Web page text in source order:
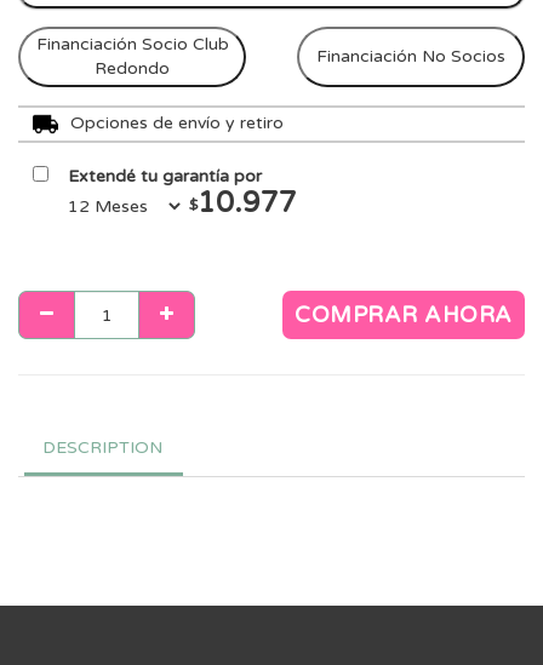
Financiación Socio Club
Redondo
Financiación No Socios
Opciones de envío y retiro
Extendé tu garantía por
$10.977
COMPRAR AHORA
DESCRIPTION